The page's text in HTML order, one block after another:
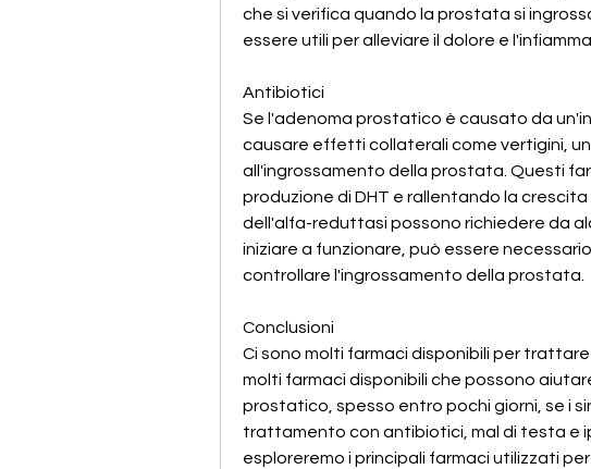
che si verifica quando la prostata si
essere utili per alleviare il dolore e
Antibiotici
Se l'adenoma prostatico è causato da
causare effetti collaterali come vertigini,
all'ingrossamento della prostata. Questi
produzione di DHT e rallentando la
dell'alfa-reduttasi possono richiedere da
iniziare a funzionare, può essere
controllare l'ingrossamento della prostata.
Conclusioni
Ci sono molti farmaci disponibili per
molti farmaci disponibili che possono
prostatico, spesso entro pochi giorni, se i
trattamento con antibiotici, mal di testa e
esploreremo i principali farmaci utilizzati